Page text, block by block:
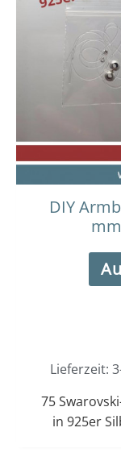
DIY
Lieferzeit:
75
in 925er